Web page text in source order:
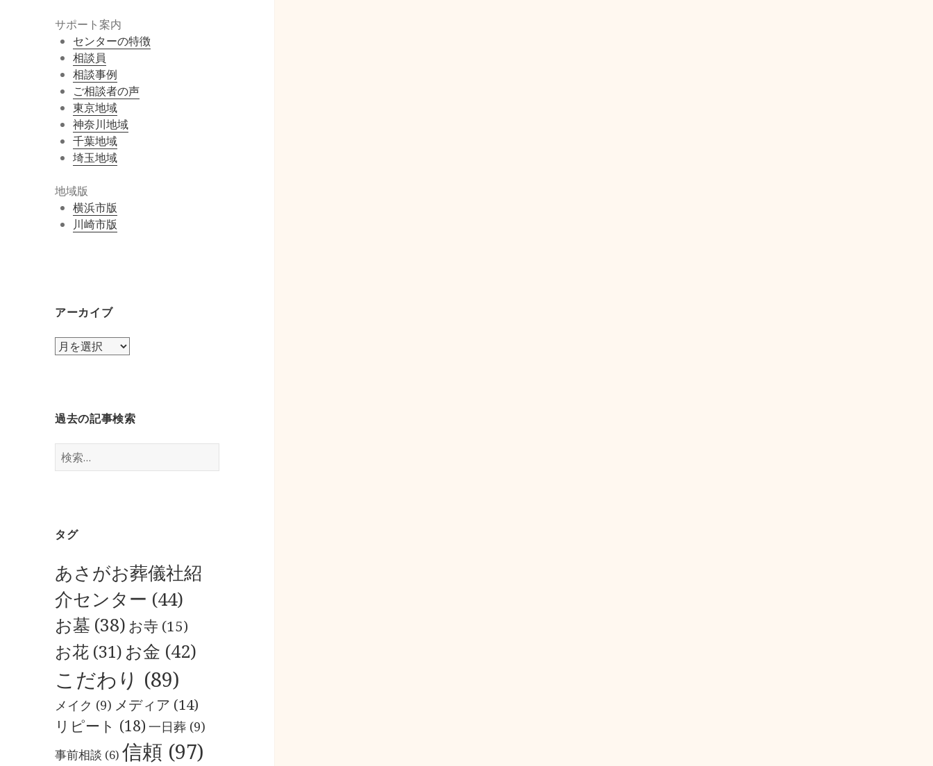
サポート案内
センターの特徴
相談員
相談事例
ご相談者の声
東京地域
神奈川地域
千葉地域
埼玉地域
地域版
横浜市版
川崎市版
アーカイブ
ア
ブ
過去の記事検索
検
索:
タグ
あさがお葬儀社紹
介センター (44)
お墓 (38) お寺 (15)
お花 (31) お金 (42)
こだわり (89)
メイク (9) メディア (14)
リピート (18) 一日葬 (9)
事前相談 (6) 信頼 (97)